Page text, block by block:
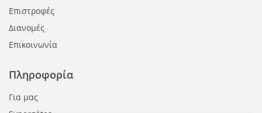
Πληροφορία
Για μας
Επιστροφές
Διανομές
Επικοινωνία